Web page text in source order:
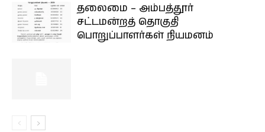
தலைமை – அம்பத்தூர்
சட்டமன்றத் தொகுதி
பொறுப்பாளர்கள் நியமனம்